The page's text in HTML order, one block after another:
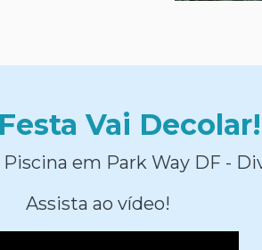
Vai Decolar!
em Park Way DF -
Assista ao vídeo!